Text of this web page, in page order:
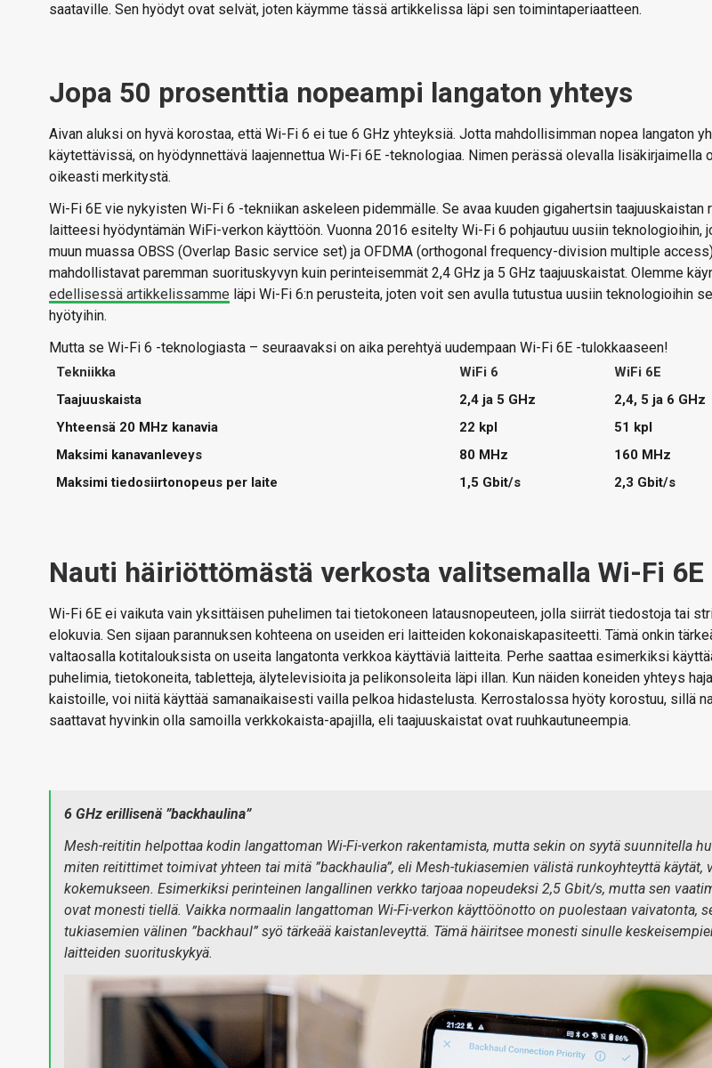
saataville. Sen hyödyt ovat selvät, joten käymme tässä artikkelissa läpi sen toimintaperiaatteen.
Jopa 50 prosenttia nopeampi langaton yhteys
Aivan aluksi on hyvä korostaa, että Wi-Fi 6 ei tue 6 GHz yhteyksiä. Jotta mahdollisimman nopea langaton
käytettävissä, on hyödynnettävä laajennettua Wi-Fi 6E -teknologiaa. Nimen perässä olevalla lisäkirjaimella
oikeasti merkitystä.
Wi-Fi 6E vie nykyisten Wi-Fi 6 -tekniikan askeleen pidemmälle. Se avaa kuuden gigahertsin taajuuskaistan
laitteesi hyödyntämän WiFi-verkon käyttöön. Vuonna 2016 esitelty Wi-Fi 6 pohjautuu uusiin teknologioihin,
muun muassa OBSS (Overlap Basic service set) ja OFDMA (orthogonal frequency-division multiple
mahdollistavat paremman suorituskyvyn kuin perinteisemmät 2,4 GHz ja 5 GHz taajuuskaistat. Olemme
edellisessä artikkelissamme läpi Wi-Fi 6:n perusteita, joten voit sen avulla tutustua uusiin teknologioihin
hyötyihin.
Mutta se Wi-Fi 6 -teknologiasta – seuraavaksi on aika perehtyä uudempaan Wi-Fi 6E -tulokkaaseen!
Tekniikka WiFi 6
WiFi 6E
Taajuuskaista
2,4 ja 5 GHz
2,4, 5 ja 6 GHz
Yhteensä 20 MHz kanavia
22 kpl
51 kpl
Maksimi kanavanleveys
80 MHz
160 MHz
Maksimi tiedosiirtonopeus per laite
1,5 Gbit/s 2,3 Gbit/s
Nauti häiriöttömästä verkosta valitsemalla Wi-Fi 6E
Wi-Fi 6E ei vaikuta vain yksittäisen puhelimen tai tietokoneen latausnopeuteen, jolla siirrät tiedostoja tai
elokuvia. Sen sijaan parannuksen kohteena on useiden eri laitteiden kokonaiskapasiteetti. Tämä onkin
valtaosalla kotitalouksista on useita langatonta verkkoa käyttäviä laitteita. Perhe saattaa esimerkiksi
puhelimia, tietokoneita, tabletteja, älytelevisioita ja pelikonsoleita läpi illan. Kun näiden koneiden yhteys
kaistoille, voi niitä käyttää samanaikaisesti vailla pelkoa hidastelusta. Kerrostalossa hyöty korostuu, sillä
saattavat hyvinkin olla samoilla verkkokaista-apajilla, eli taajuuskaistat ovat ruuhkautuneempia.
6 GHz erillisenä ”backhaulina”
Mesh-reititin helpottaa kodin langattoman Wi-Fi-verkon rakentamista, mutta sekin on syytä suunnitella
miten reitittimet toimivat yhteen tai mitä ”backhaulia”, eli Mesh-tukiasemien välistä runkoyhteyttä käytät,
kokemukseen. Esimerkiksi perinteinen langallinen verkko tarjoaa nopeudeksi 2,5 Gbit/s, mutta sen
ovat monesti tiellä. Vaikka normaalin langattoman Wi-Fi-verkon käyttöönotto on puolestaan vaivatonta,
tukiasemien välinen ”backhaul” syö tärkeää kaistanleveyttä. Tämä häiritsee monesti sinulle
laitteiden suorituskykyä.